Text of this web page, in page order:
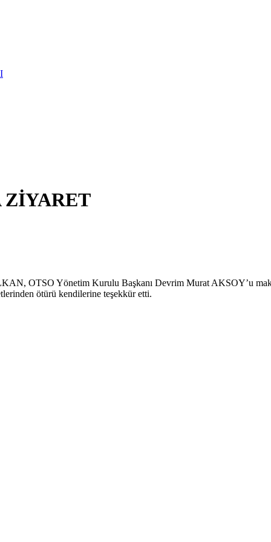
ZİYARET
OTSO Yönetim Kurulu Başkanı Devrim Murat AKSOY’u
ötürü kendilerine teşekkür etti.